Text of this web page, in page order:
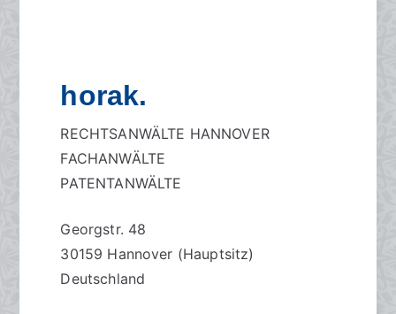
horak.
RECHTSANWÄLTE HANNOVER
FACHANWÄLTE
PATENTANWÄLTE
Georgstr. 48
30159 Hannover (Hauptsitz)
Deutschland